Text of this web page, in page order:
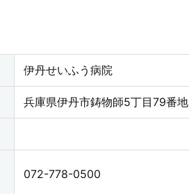
伊丹せいふう病院
兵庫県伊丹市鋳物師5丁目79番地
072-778-0500